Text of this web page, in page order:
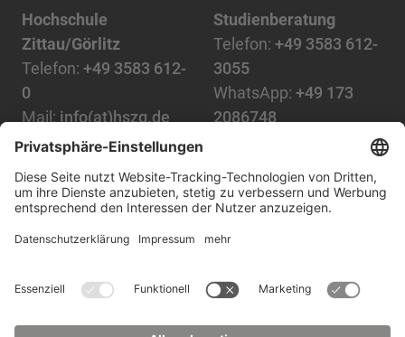
Hochschule
Zittau/Görlitz
Telefon: +49 3583 612-
0
Mail:info(at)hszg.de
Studienberatung
Telefon: +49 3583 612-
3055
WhatsApp: +49 173
2086748
Alle StudiengängeDatenschutz
ImpressumBarrierefreiheitPresse